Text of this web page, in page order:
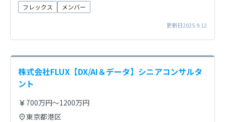
フレックス メンバー
更新日2025.9.12
株式会社FLUX【DX/AI＆データ】シニアコンサルタ
ント
700万円～1200万円
東京都港区